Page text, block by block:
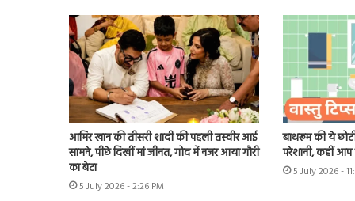
आमिर खान की तीसरी शादी की पहली तस्वीर आई
सामने, पीछे दिखीं मां जीनत, गोद में नजर आया गौरी
का बेटा
5 July 2026 - 2:26 PM
बाथरूम की ये
परेशानी, कहीं
5 July 2026 -